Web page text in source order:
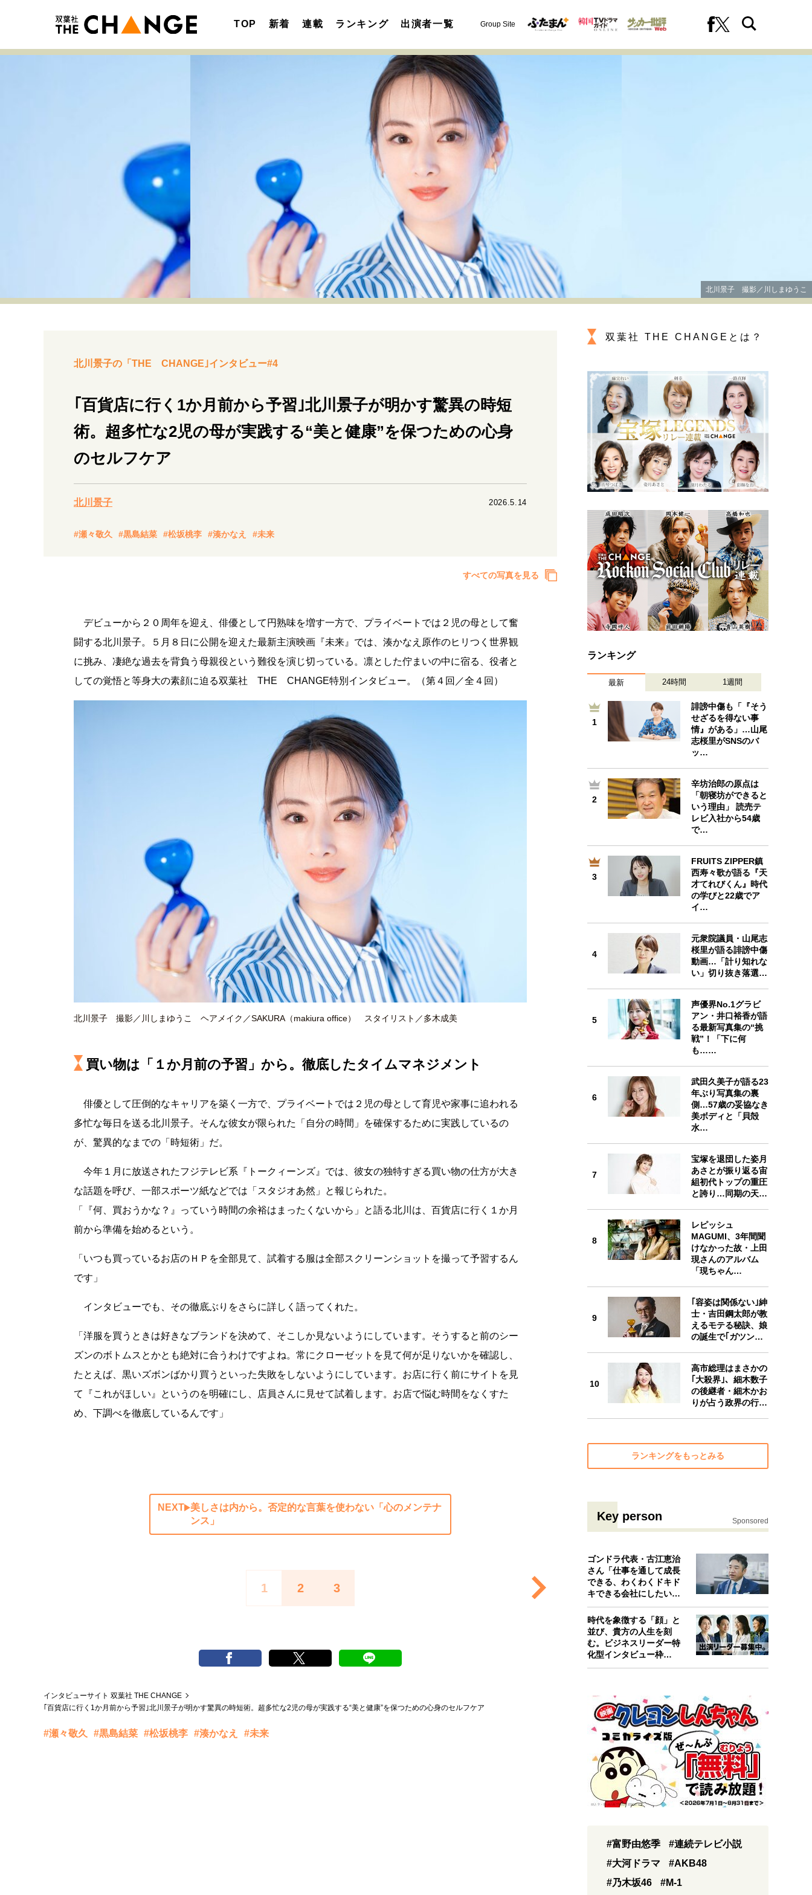
TOP 新着 連載 ランキング 出演者一覧 Group Site
サイトの核・哲学 運命を変えた出会い 決断の裏側 挫折からの再起
表現者の葛藤
人生が動いた日 10代の挫折と原点
キャリア・働き方 セカンドキャリアの描き方 独立という決断 大人の学び直し
夢を掴む選択
経営・ビジネス リーダーの流儀 変革の原動力 次世代へのバトン トップが描く未来
40代からの景色
一生モノの愛用品
社会・カルチャー・マネー 地域とつながる/お金との付き合い方
北川景子 撮影／川しまゆうこ
北川景子の「THE CHANGE｣インタビュー#4
｢百貨店に行く1か月前から予習｣北川景子が明かす驚異の時短
術。超多忙な2児の母が実践する“美と健康”を保つための心身
のセルフケア
北川景子 2026.5.14
#瀬々敬久 #黒島結菜 #松坂桃李 #湊かなえ #未来
すべての写真を見る
デビューから２０周年を迎え、俳優として円熟味を増す一方で、プライベートでは２児の母として奮
闘する北川景子。５月８日に公開を迎えた最新主演映画『未来』では、湊かなえ原作のヒリつく世界観
に挑み、凄絶な過去を背負う母親役という難役を演じ切っている。凛とした佇まいの中に宿る、役者と
しての覚悟と等身大の素顔に迫る双葉社 THE CHANGE特別インタビュー。（第４回／全４回）
北川景子 撮影／川しまゆうこ ヘアメイク／SAKURA（makiura office） スタイリスト／多木成美
買い物は「１か月前の予習」から。徹底したタイムマネジメント
俳優として圧倒的なキャリアを築く一方で、プライベートでは２児の母として育児や家事に追われる
多忙な毎日を送る北川景子。そんな彼女が限られた「自分の時間」を確保するために実践しているの
が、驚異的なまでの「時短術」だ。
今年１月に放送されたフジテレビ系『トークィーンズ』では、彼女の独特すぎる買い物の仕方が大き
な話題を呼び、一部スポーツ紙などでは「スタジオあ然」と報じられた。
「『何、買おうかな？』っていう時間の余裕はまったくないから」と語る北川は、百貨店に行く１か月
前から準備を始めるという。
「いつも買っているお店のＨＰを全部見て、試着する服は全部スクリーンショットを撮って予習するん
です」
インタビューでも、その徹底ぶりをさらに詳しく語ってくれた。
「洋服を買うときは好きなブランドを決めて、そこしか見ないようにしています。そうすると前のシー
ズンのボトムスとかとも絶対に合うわけですよね。常にクローゼットを見て何が足りないかを確認し、
たとえば、黒いズボンばかり買うといった失敗をしないようにしています。お店に行く前にサイトを見
て『これがほしい』というのを明確にし、店員さんに見せて試着します。お店で悩む時間をなくすた
め、下調べを徹底しているんです」
NEXT
美しさは内から。否定的な言葉を使わない「心のメンテナ
ンス」
1 2 3
インタビューサイト 双葉社 THE CHANGE
｢百貨店に行く1か月前から予習｣北川景子が明かす驚異の時短術。超多忙な2児の母が実践する“美と健康”を保つための心身のセルフケア
#瀬々敬久 #黒島結菜 #松坂桃李 #湊かなえ #未来
双葉社 THE CHANGEとは？
ランキング
最新 24時間 1週間
1
誹謗中傷も「『そう
せざるを得ない事
情』がある」…山尾
志桜里がSNSのバ
ッ…
2
辛坊治郎の原点は
「朝寝坊ができると
いう理由」 読売テ
レビ入社から54歳
で…
3
FRUITS ZIPPER鎮
西寿々歌が語る『天
才てれびくん』時代
の学びと22歳でア
イ…
4
元衆院議員・山尾志
桜里が語る誹謗中傷
動画…「計り知れな
い」切り抜き落選…
5
声優界No.1グラビ
アン・井口裕香が語
る最新写真集の“挑
戦”！「下に何
も……
6
武田久美子が語る23
年ぶり写真集の裏
側…57歳の妥協なき
美ボディと「貝殻
水…
7
宝塚を退団した姿月
あさとが振り返る宙
組初代トップの重圧
と誇り…同期の天…
8
レピッシュ
MAGUMI、3年間聞
けなかった故・上田
現さんのアルバム
「現ちゃん…
9
｢容姿は関係ない｣紳
士・吉田鋼太郎が教
えるモテる秘訣、娘
の誕生で｢ガツン…
10
高市総理はまさかの
｢大殺界｣、細木数子
の後継者・細木かお
りが占う政界の行…
ランキングをもっとみる
Key person Sponsored
ゴンドラ代表・古江恵治
さん「仕事を通して成長
できる、わくわくドキド
キできる会社にしたいと
考えたんで…
時代を象徴する「顔」と
並び、貴方の人生を刻
む。ビジネスリーダー特
化型インタビュー枠
『Key person』始…
#富野由悠季
#連続テレビ小説
#大河ドラマ
#AKB48
#乃木坂46
#M-1